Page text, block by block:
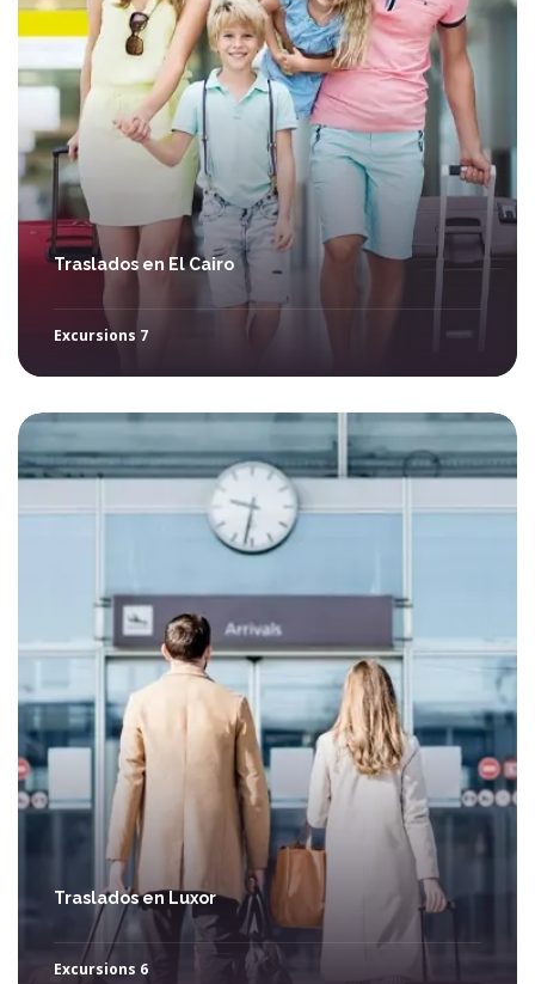
Traslados en El Cairo
Excursions 7
Traslados en Luxor
Excursions 6